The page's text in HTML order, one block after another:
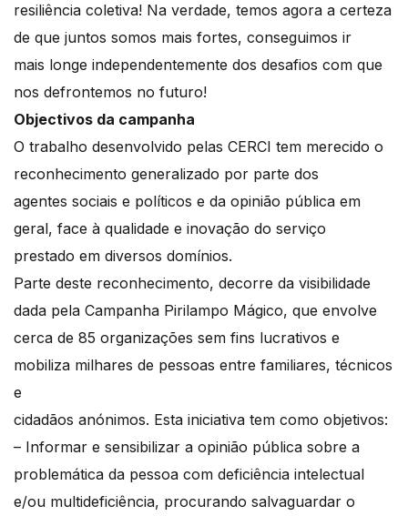
resiliência coletiva! Na verdade, temos agora a certeza
de que juntos somos mais fortes, conseguimos ir
mais longe independentemente dos desafios com que
nos defrontemos no futuro!
Objectivos da campanha
O trabalho desenvolvido pelas CERCI tem merecido o
reconhecimento generalizado por parte dos
agentes sociais e políticos e da opinião pública em
geral, face à qualidade e inovação do serviço
prestado em diversos domínios.
Parte deste reconhecimento, decorre da visibilidade
dada pela Campanha Pirilampo Mágico, que envolve
cerca de 85 organizações sem fins lucrativos e
mobiliza milhares de pessoas entre familiares, técnicos
e
cidadãos anónimos. Esta iniciativa tem como objetivos:
– Informar e sensibilizar a opinião pública sobre a
problemática da pessoa com deficiência intelectual
e/ou multideficiência, procurando salvaguardar o